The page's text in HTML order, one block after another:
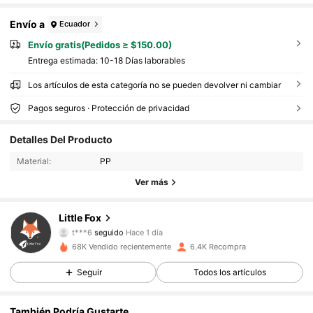
Envío a Ecuador
Envío gratis(Pedidos ≥ $150.00)
Entrega estimada: 10-18 Días laborables
Los artículos de esta categoría no se pueden devolver ni cambiar
Pagos seguros · Protección de privacidad
Detalles Del Producto
Material: PP
Ver más
Little Fox
4.87 786 Seguidores
786 Seguidores
786 Seguidores
t***6seguido
4.87
786 Seguidores
4.87 786 Seguidores
68K Vendido recientemente 6.4K Recompra
Seguir Todos los artículos